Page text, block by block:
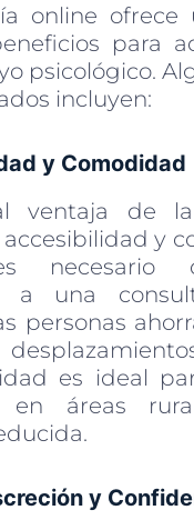
online ofrece
para
psicológico.
incluyen:
y Comodidad
ventaja de la
y
a una
personas
es ideal
en áreas
y